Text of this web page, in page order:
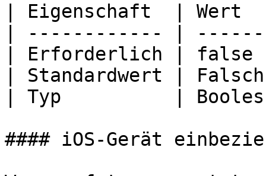
| Eigenschaft  |
| ------------ |
| Erforderlich |
| Standardwert |
| Typ          |
#### iOS-Gerät